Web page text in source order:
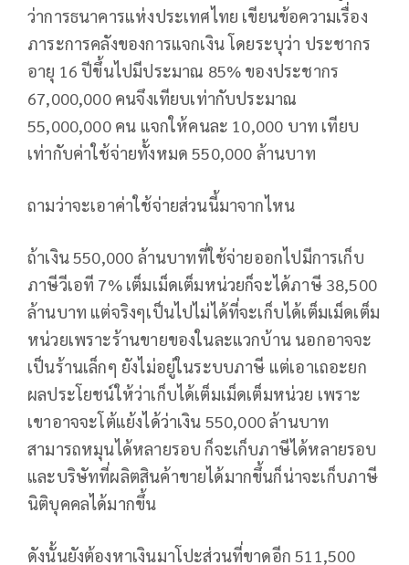
ว่าการธนาคารแห่งประเทศไทย เขียนข้อความเรื่อง
ภาระการคลังของการแจกเงิน โดยระบุว่า ประชากร
อายุ 16 ปีขึ้นไปมีประมาณ 85% ของประชากร
67,000,000 คนจึงเทียบเท่ากับประมาณ
55,000,000 คน แจกให้คนละ 10,000 บาท เทียบ
เท่ากับค่าใช้จ่ายทั้งหมด 550,000 ล้านบาท
ถามว่าจะเอาค่าใช้จ่ายส่วนนี้มาจากไหน
ถ้าเงิน 550,000 ล้านบาทที่ใช้จ่ายออกไปมีการเก็บ
ภาษีวีเอที 7% เต็มเม็ดเต็มหน่วยก็จะได้ภาษี 38,500
ล้านบาท แต่จริงๆเป็นไปไม่ได้ที่จะเก็บได้เต็มเม็ดเต็ม
หน่วยเพราะร้านขายของในละแวกบ้าน นอกอาจจะ
เป็นร้านเล็กๆ ยังไม่อยู่ในระบบภาษี แต่เอาเถอะยก
ผลประโยชน์ให้ว่าเก็บได้เต็มเม็ดเต็มหน่วย เพราะ
เขาอาจจะโต้แย้งได้ว่าเงิน 550,000 ล้านบาท
สามารถหมุนได้หลายรอบ ก็จะเก็บภาษีได้หลายรอบ
และบริษัทที่ผลิตสินค้าขายได้มากขึ้นก็น่าจะเก็บภาษี
นิติบุคคลได้มากขึ้น
ดังนั้นยังต้องหาเงินมาโปะส่วนที่ขาดอีก 511,500